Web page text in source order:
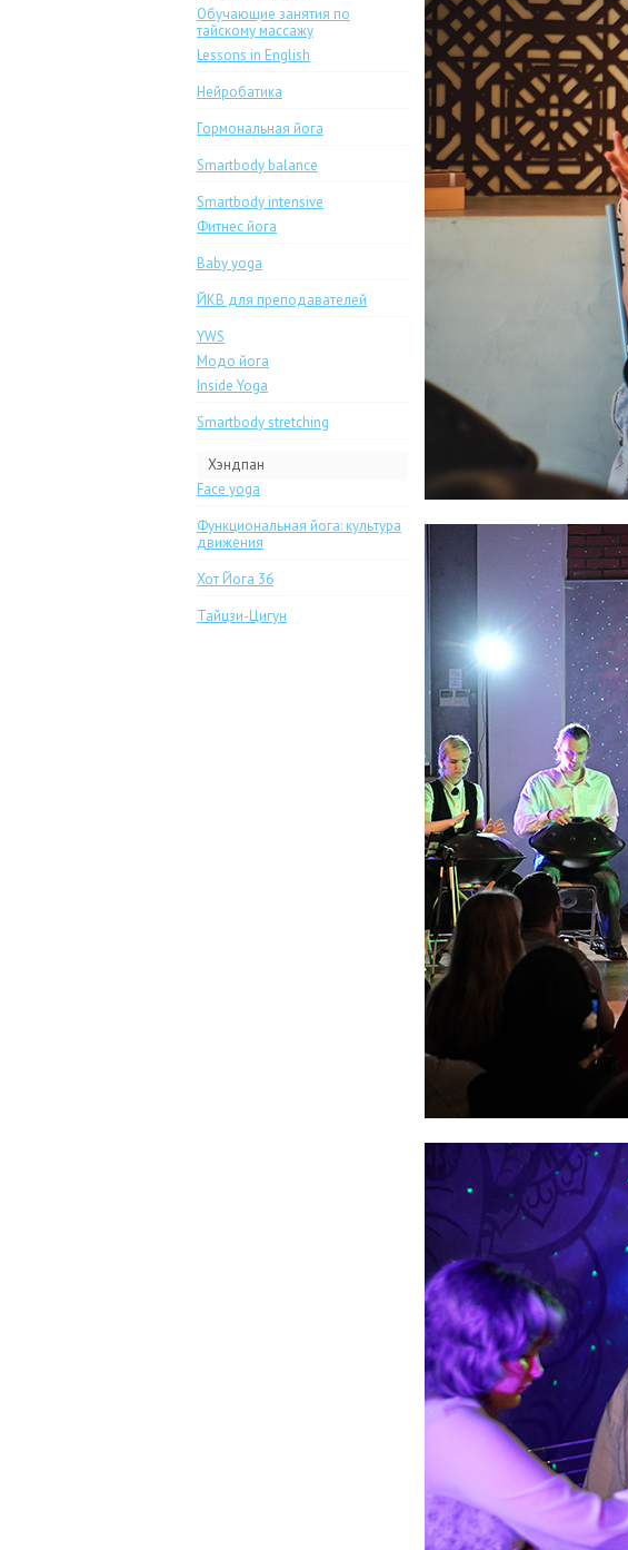
Обучающие занятия по
тайскому массажу
Lessons in English
Нейробатика
Гормональная йога
Smartbody balance
Smartbody intensive
Фитнес йога
Baby yoga
ЙКВ для преподавателей
YWS
Модо йога
Inside Yoga
Smartbody stretching
Хэндпан
Face yoga
Функциональная йога: культура
движения
Хот Йога 36
Тайцзи-Цигун